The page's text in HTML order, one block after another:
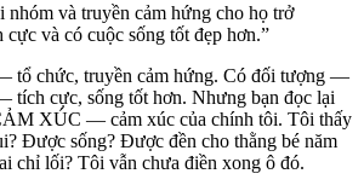
nhóm và truyền cảm hứng cho họ trở
và có cuộc sống tốt đẹp hơn.”
tổ chức, truyền cảm hứng. Có đối tượng —
tích cực, sống tốt hơn. Nhưng bạn đọc lại
XÚC — cảm xúc của chính tôi. Tôi thấy
Được sống? Được đền cho thằng bé năm
chỉ lối? Tôi vẫn chưa điền xong ô đó.